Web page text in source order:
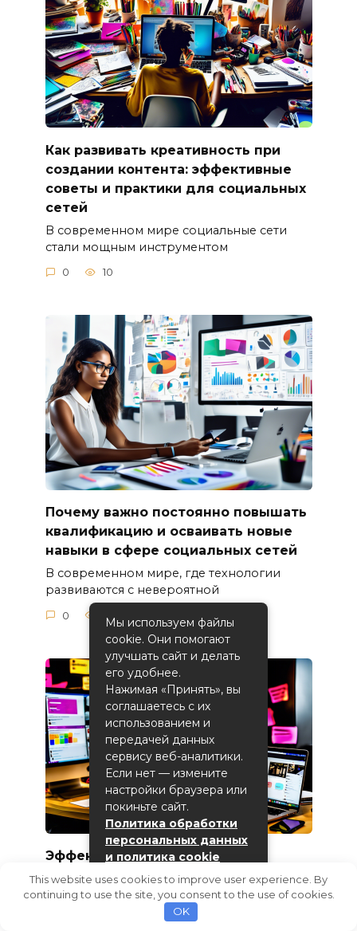
Как развивать креативность при
создании контента: эффективные
советы и практики для социальных
сетей
В современном мире социальные сети
стали мощным инструментом
0 10
Почему важно постоянно повышать
квалификацию и осваивать новые
навыки в сфере социальных сетей
В современном мире, где технологии
развиваются с невероятной
0 3
Эффективные способы
стимулировать обратную связь и
диалог в социальных сетях
В современном мире социальные сети
Мы используем файлы
cookie. Они помогают
улучшать сайт и делать
его удобнее.
Нажимая «Принять», вы
соглашаетесь с их
использованием и
передачей данных
сервису веб-аналитики.
Если нет — измените
настройки браузера или
покиньте сайт.
Политика обработки
персональных данных
и политика cookie
Принять
This website uses cookies to improve user experience. By
continuing to use the site, you consent to the use of cookies.
OK